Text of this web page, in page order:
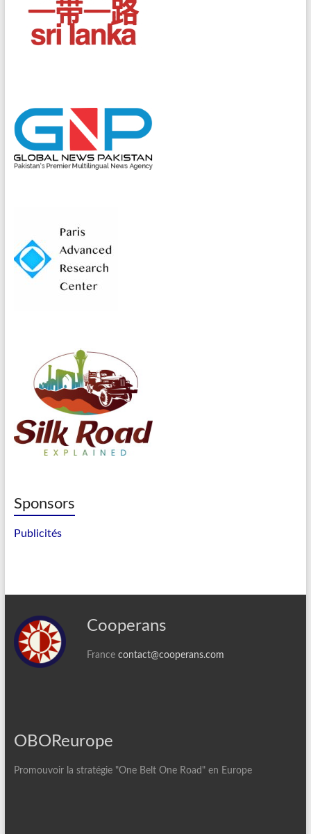
Sponsors
Publicités
Cooperans
France contact@cooperans.com
OBOReurope
Promouvoir la stratégie "One Belt One Road" en Europe